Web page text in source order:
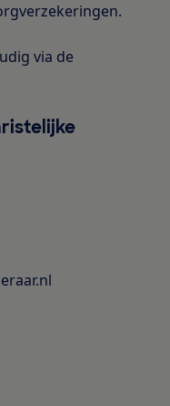
via de